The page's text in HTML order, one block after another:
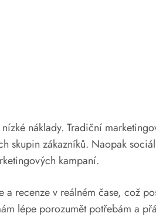
náklady. Tradiční
skupin zákazníků. Naopak
kampaní.
recenze v reálném čase, což
lépe porozumět potřebám a